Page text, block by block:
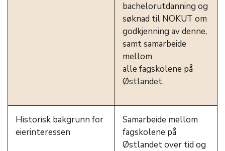
bachelorutdanning og
søknad til NOKUT om
godkjenning av denne,
samt samarbeide
mellom
alle fagskolene på
Østlandet.
Historisk bakgrunn for
eierinteressen
Samarbeide mellom
fagskolene på
Østlandet over tid og